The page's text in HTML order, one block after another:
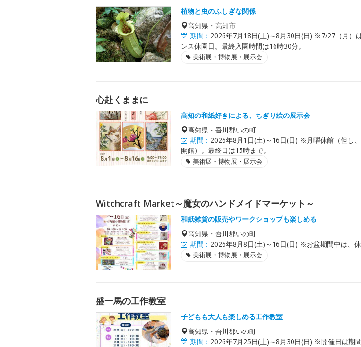
植物と虫のふしぎな関係
高知県・高知市
期間： 2026年7月18日(土)～8月30日(日) ※7/27（月）
ンス休園日。最終入園時間は16時30分。
美術展・博物展・展示会
心赴くままに
高知の和紙好きによる、ちぎり絵の展示会
高知県・吾川郡いの町
期間： 2026年8月1日(土)～16日(日) ※月曜休館（但し
開館）。最終日は15時まで。
美術展・博物展・展示会
Witchcraft Market～魔女のハンドメイドマーケット～
和紙雑貨の販売やワークショップも楽しめる
高知県・吾川郡いの町
期間： 2026年8月8日(土)～16日(日) ※お盆期間中は、休
美術展・博物展・展示会
盛一馬の工作教室
子どもも大人も楽しめる工作教室
高知県・吾川郡いの町
期間： 2026年7月25日(土)～8月30日(日) ※開催日は期間